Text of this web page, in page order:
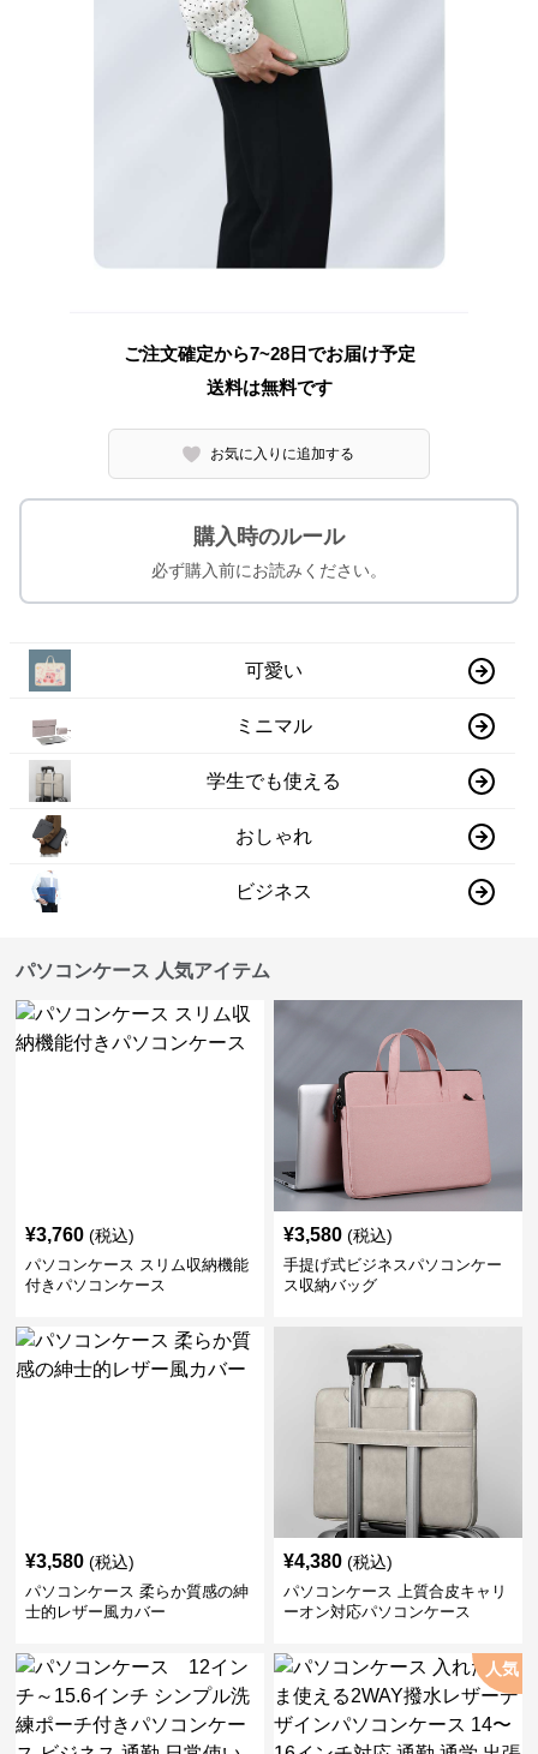
ご注文確定から7~28日でお届け予定
送料は無料です
お気に入りに追加する
購入時のルール
必ず購入前にお読みください。
可愛い
ミニマル
学生でも使える
おしゃれ
ビジネス
パソコンケース 人気アイテム
¥3,760 (税込)
パソコンケース スリム収納機能
付きパソコンケース
¥3,580 (税込)
手提げ式ビジネスパソコンケー
ス収納バッグ
¥3,580 (税込)
パソコンケース 柔らか質感の紳
士的レザー風カバー
¥4,380 (税込)
パソコンケース 上質合皮キャリ
ーオン対応パソコンケース
人気